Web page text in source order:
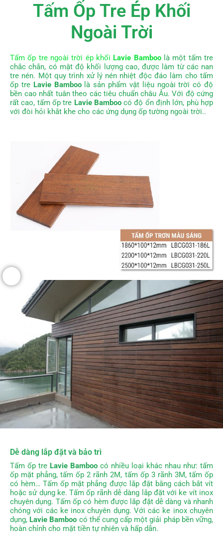
Tấm Ốp Tre Ép Khối
Ngoài Trời
Tấm ốp tre ngoài trời ép khối Lavie Bamboo là một tấm tre
chắc chắn, có mật độ khối lượng cao, được làm từ các nan
tre nén. Một quy trình xử lý nén nhiệt độc đáo làm cho tấm
ốp tre Lavie Bamboo là sản phẩm vật liệu ngoài trời có độ
bền cao nhất tuân theo các tiêu chuẩn châu Âu. Với độ cứng
rất cao, tấm ốp tre Lavie Bamboocó độ ổn định lớn, phù hợp
với đòi hỏi khắt khe cho các ứng dụng ốp tường ngoài trời..
Dễ dàng lắp đặt và bảo trì
Tấm ốp tre Lavie Bamboo có nhiều loại khác nhau như: tấm
ốp mặt phẳng, tấm ốp 2 rãnh 2M, tấm ốp 3 rãnh 3M, tấm ốp
có hèm…Tấm ốp mặt phẳng được lắp đặt bằng cách bắt vít
hoặc sử dụng ke. Tấm ốp rãnh dễ dàng lắp đặt với ke vít inox
chuyên dụng. Tấm ốp có hèm được lắp đặt dễ dàng và nhanh
chóng với các ke inox chuyên dụng. Với các ke inox chuyên
dụng, Lavie Bamboo có thể cung cấp một giải pháp bền vững,
hoàn chỉnh cho mặt tiền tự nhiên và hấp dẫn.